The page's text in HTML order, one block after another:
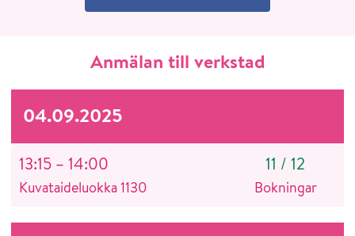
Anmälan till verkstad
04.09.2025
13:15 – 14:00
Kuvataideluokka 1130
11 / 12
Bokningar